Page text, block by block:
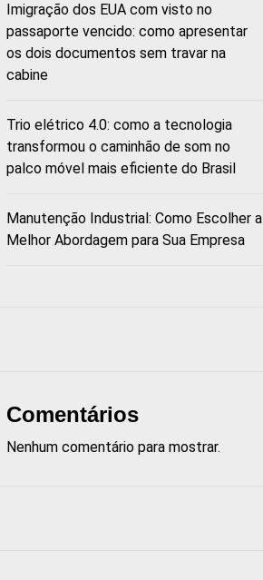
Imigração dos EUA com visto no
passaporte vencido: como apresentar
os dois documentos sem travar na
cabine
Trio elétrico 4.0: como a tecnologia
transformou o caminhão de som no
palco móvel mais eficiente do Brasil
Manutenção Industrial: Como Escolher a
Melhor Abordagem para Sua Empresa
Comentários
Nenhum comentário para mostrar.